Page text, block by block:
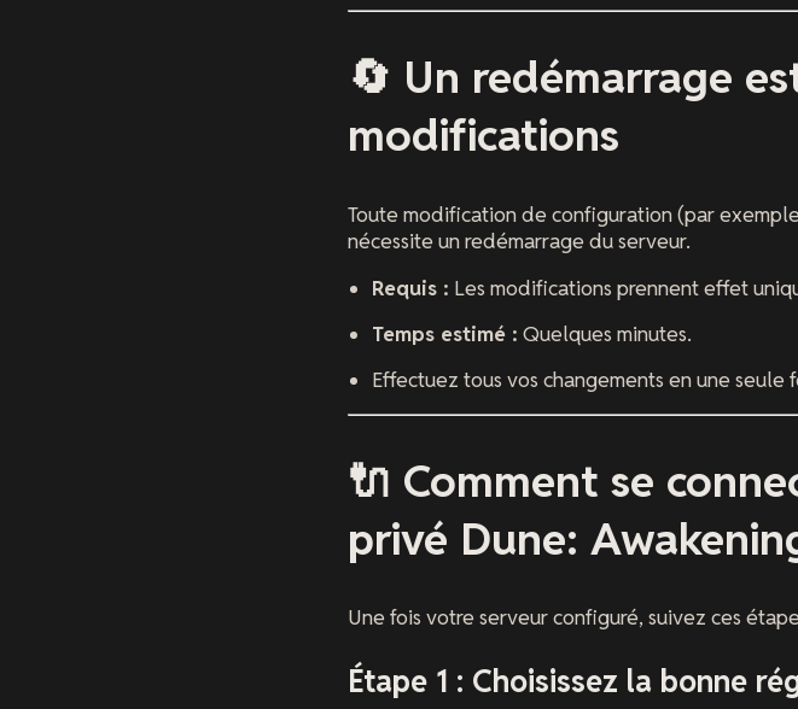
🔄 Un redémarrage
modifications
Toute modification de configuration (par
nécessite un redémarrage du serveur.
Requis : Les modifications prennent effet
Temps estimé : Quelques minutes.
Effectuez tous vos changements en une
🔌 Comment se
privé Dune:
Une fois votre serveur configuré, suivez ces
Étape 1 : Choisissez la bonne